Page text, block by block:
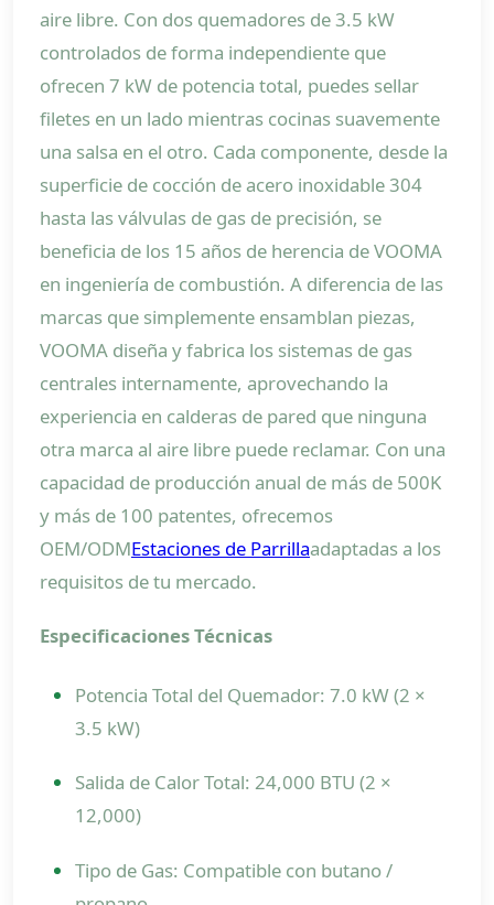
aire libre. Con dos quemadores de 3.5 kW
controlados de forma independiente que
ofrecen 7 kW de potencia total, puedes sellar
filetes en un lado mientras cocinas suavemente
una salsa en el otro. Cada componente, desde la
superficie de cocción de acero inoxidable 304
hasta las válvulas de gas de precisión, se
beneficia de los 15 años de herencia de VOOMA
en ingeniería de combustión. A diferencia de las
marcas que simplemente ensamblan piezas,
VOOMA diseña y fabrica los sistemas de gas
centrales internamente, aprovechando la
experiencia en calderas de pared que ninguna
otra marca al aire libre puede reclamar. Con una
capacidad de producción anual de más de 500K
y más de 100 patentes, ofrecemos
OEM/ODMEstaciones de Parrillaadaptadas a los
requisitos de tu mercado.
Especificaciones Técnicas
Potencia Total del Quemador: 7.0 kW (2 ×
3.5 kW)
Salida de Calor Total: 24,000 BTU (2 ×
12,000)
Tipo de Gas: Compatible con butano /